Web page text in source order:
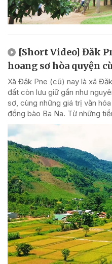
[Short Video] Đăk
hoang sơ hòa quyện
Xã Đăk Pne (cũ) nay là xã
đất còn lưu giữ gần như
sơ, cùng những giá trị văn
đồng bào Ba Na. Từ những